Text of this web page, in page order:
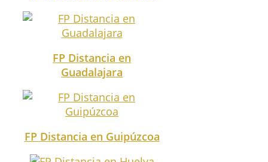
FP Distancia en
Guadalajara
FP Distancia en Guipúzcoa